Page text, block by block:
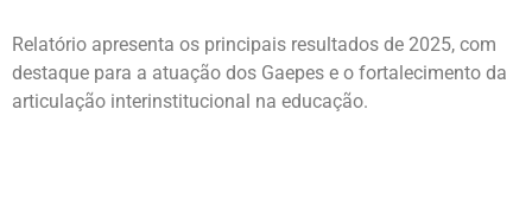
Relatório apresenta os principais resultados de 2025, com
destaque para a atuação dos Gaepes e o fortalecimento da
articulação interinstitucional na educação.